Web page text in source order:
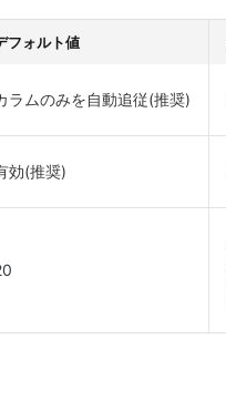
フォルト値
ラムのみを自動追従(推奨)
効(推奨)